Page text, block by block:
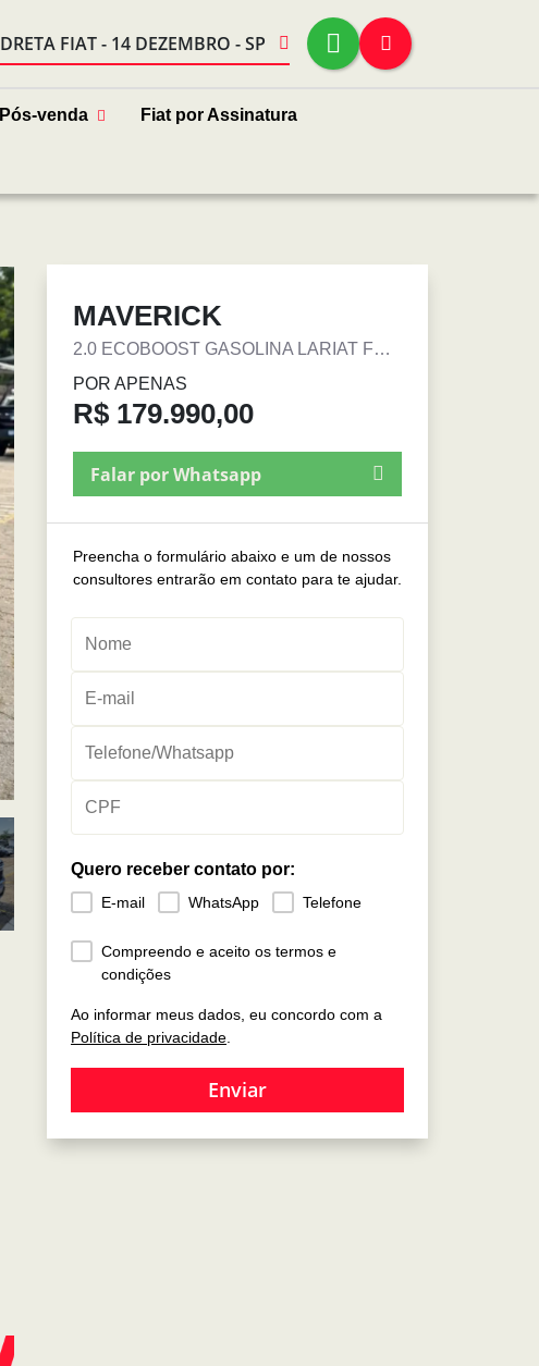
FIAT - 14 DEZEMBRO - SP
Pós-venda Fiat por Assinatura
MAVERICK
2.0 ECOBOOST GASOLINA LARIAT FX4 AUTOMÁTICO
POR APENAS
R$ 179.990,00
Falar por Whatsapp
Preencha o formulário abaixo e um de nossos
consultores entrarão em contato para te ajudar.
Quero receber contato por:
E-mail WhatsApp Telefone
Compreendo e aceito os termos e
condições
Ao informar meus dados, eu concordo com a
Política de privacidade.
Enviar